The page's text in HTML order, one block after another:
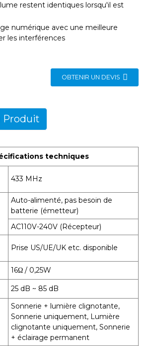
restent identiques lorsqu'il est
numérique avec une meilleure
les interférences
OBTENIR UN DEVIS
Produit
techniques
433 MHz
Auto-alimenté, pas besoin de
batterie (émetteur)
AC110V-240V (Récepteur)
Prise US/UE/UK etc. disponible
16Ω / 0,25W
25 dB ~ 85 dB
Sonnerie + lumière clignotante,
Sonnerie uniquement, Lumière
clignotante uniquement, Sonnerie
+ éclairage permanent